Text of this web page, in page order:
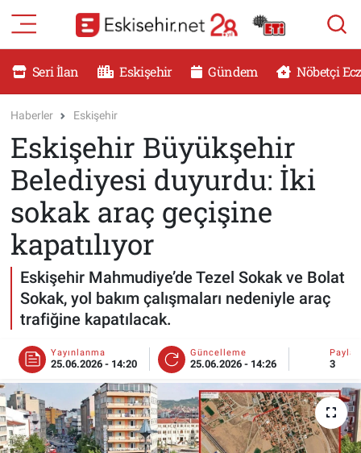
Seri İlan Eskişehir Gündem Nöbetçi
Haberler Eskişehir
Eskişehir Büyükşehir
Belediyesi duyurdu: İki
sokak araç geçişine
kapatılıyor
Eskişehir Mahmudiye’de Tezel Sokak ve Bolat
Sokak, yol bakım çalışmaları nedeniyle araç
trafiğine kapatılacak.
Yayınlanma
25.06.2026 - 14:20
Güncelleme
25.06.2026 - 14:26 3
RESMİ İLANLAR
DÜNYA
SAĞLIK
MAGAZİN
KADIN
TEKNOLOJİ
YEMEK
ESKİŞEHİR NÖBETÇİ ECZANELER
Eskişehir Haber İçerikleri
Eskişehir Nöbetçi Eczaneler
Eskişehir Namaz Vakitleri
Eskişehir Trafik Yoğunluk Haritası
Süper Lig Puan Durumu ve Fikstür
Tüm Manşetler
Son Dakika Haberleri
Haber Arşivi